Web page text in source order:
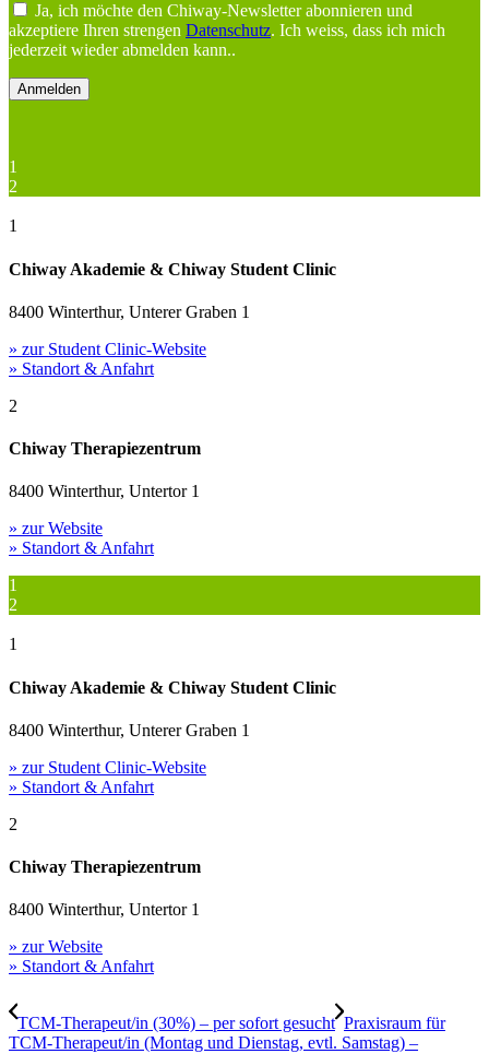
Ja, ich möchte den Chiway-Newsletter abonnieren und
akzeptiere Ihren strengen Datenschutz. Ich weiss, dass ich mich
jederzeit wieder abmelden kann..
1
2
1
Chiway Akademie & Chiway Student Clinic
8400 Winterthur, Unterer Graben 1
» zur Student Clinic-Website
» Standort & Anfahrt
2
Chiway Therapiezentrum
8400 Winterthur, Untertor 1
» zur Website
» Standort & Anfahrt
1
2
1
Chiway Akademie & Chiway Student Clinic
8400 Winterthur, Unterer Graben 1
» zur Student Clinic-Website
» Standort & Anfahrt
2
Chiway Therapiezentrum
8400 Winterthur, Untertor 1
» zur Website
» Standort & Anfahrt
TCM-Therapeut/in (30%) – per sofort gesucht Praxisraum für
TCM-Therapeut/in (Montag und Dienstag, evtl. Samstag) –